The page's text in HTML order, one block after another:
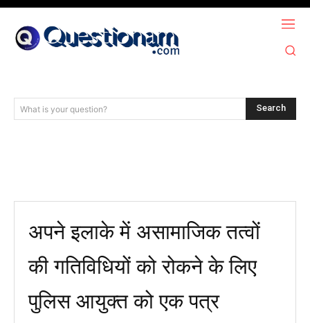
What is your question? Search
अपने इलाके में असामाजिक तत्वों
की गतिविधियों को रोकने के लिए
पुलिस आयुक्त को एक पत्र